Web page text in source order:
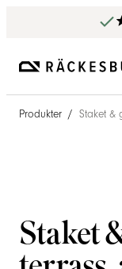
Produkter / Staket &
Staket